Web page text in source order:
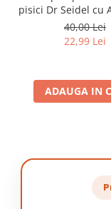
pisici Dr Seidel cu
220 ml
40,00 Lei
22,99 Lei
ADAUGA IN